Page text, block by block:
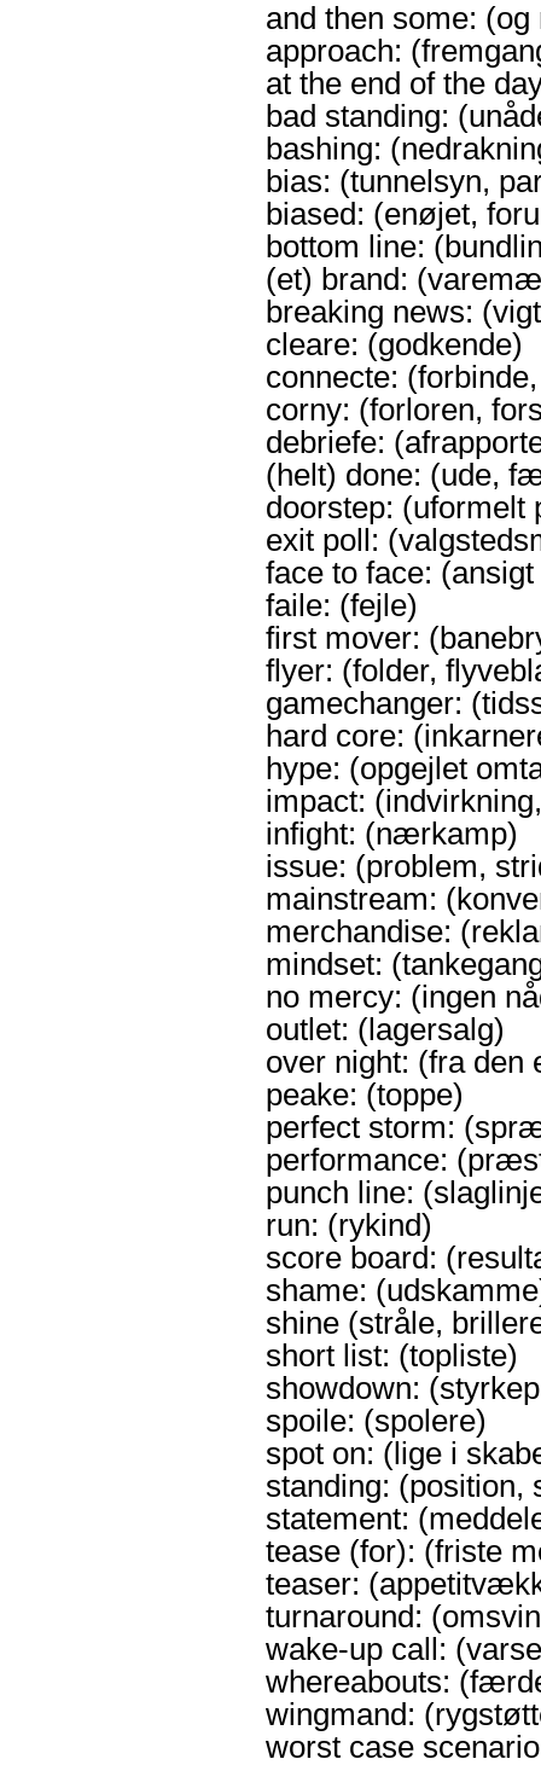
and then some: (og
approach:
at the end of the
bad standing:
bashing:
bias: (tunnelsyn,
biased: (enøjet,
bottom line:
(et) brand:
breaking news:
cleare: (godkende)
connecte:
corny: (forloren,
debriefe:
(helt) done: (ude,
doorstep: (uformelt
exit poll:
face to face:
faile: (fejle)
first mover:
flyer: (folder,
gamechanger:
hard core:
hype: (opgejlet
impact:
infight: (nærkamp)
issue: (problem,
mainstream:
merchandise:
mindset:
no mercy: (ingen
outlet: (lagersalg)
over night: (fra den
peake: (toppe)
perfect storm:
performance:
punch line:
run: (rykind)
score board:
shame:
shine (stråle,
short list: (topliste)
showdown:
spoile: (spolere)
spot on: (lige i
standing: (position,
statement:
tease (for): (friste
teaser:
turnaround:
wake-up call:
whereabouts:
wingmand:
worst case